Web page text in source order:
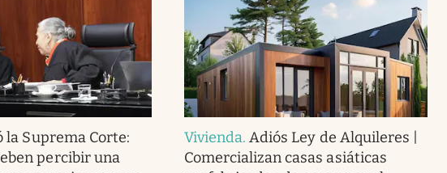
la Suprema Corte:
percibir una
Vivienda.Adiós Ley de Alquileres |
Comercializan casas asiáticas